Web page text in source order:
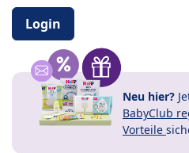
Login
Neu hier?
BabyClub
Vorteile